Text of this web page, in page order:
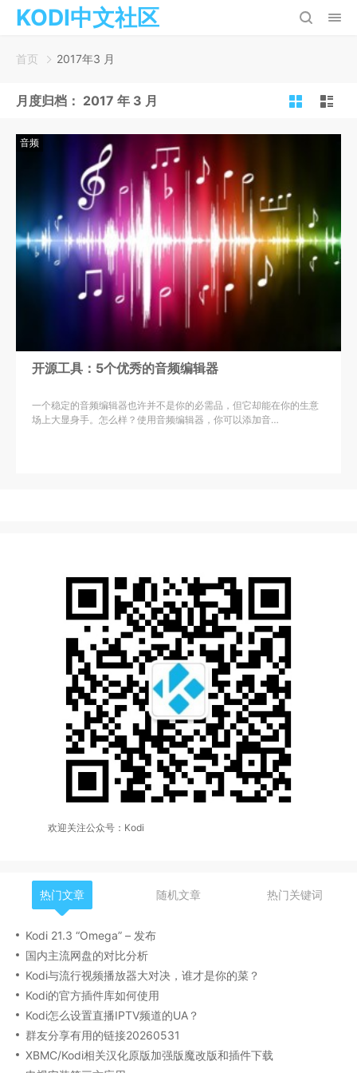
KODI中文社区
首页 2017年3 月
月度归档： 2017 年 3 月
音频
开源工具：5个优秀的音频编辑器
一个稳定的音频编辑器也许并不是你的必需品，但它却能在你的生意
场上大显身手。怎么样？使用音频编辑器，你可以添加音…
欢迎关注公众号：Kodi
热门文章 随机文章 热门关键词
Kodi 21.3 “Omega” – 发布
国内主流网盘的对比分析
Kodi与流行视频播放器大对决，谁才是你的菜？
Kodi的官方插件库如何使用
Kodi怎么设置直播IPTV频道的UA？
群友分享有用的链接20260531
XBMC/Kodi相关汉化原版加强版魔改版和插件下载